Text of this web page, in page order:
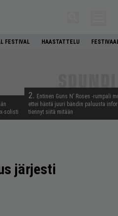
FESTIVAL HAASTATTELU
solisti
2. Entinen Guns N’ Roses -rumpali
ettei häntä juuri bändin paluusta
tiennyt siitä mitään
järjesti